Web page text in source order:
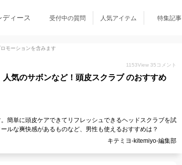
ディース 受付中の質問 人気アイテム 特集記事
モーションを含みます
1153View 35 コメント
人気のサボンなど！頭皮スクラブ のおすすめ
簡単に頭皮ケアできてリフレッシュできるヘッドスクラブを試
ルな爽快感があるものなど、男性も使えるおすすめは？
キテミヨ-kitemiyo-編集部